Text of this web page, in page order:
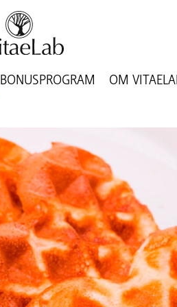
BONUSPROGRAM OM